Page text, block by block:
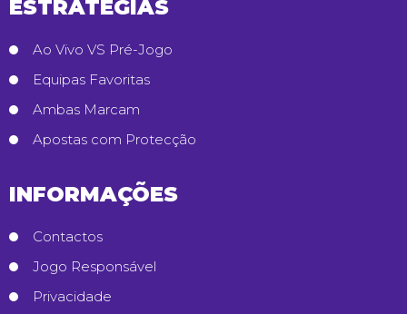
ESTRATÉGIAS
Ao Vivo VS Pré-Jogo
Equipas Favoritas
Ambas Marcam
Apostas com Protecção
INFORMAÇÕES
Contactos
Jogo Responsável
Privacidade